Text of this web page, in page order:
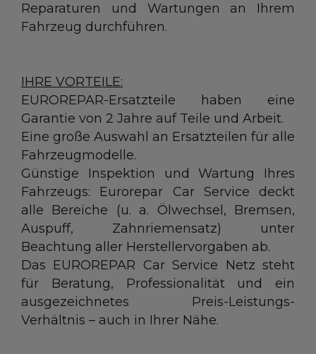
Reparaturen und Wartungen an Ihrem
Fahrzeug durchführen.
IHRE VORTEILE:
EUROREPAR-Ersatzteile haben eine
Garantie von 2 Jahre auf Teile und Arbeit.
Eine große Auswahl an Ersatzteilen für alle
Fahrzeugmodelle.
Günstige Inspektion und Wartung Ihres
Fahrzeugs: Eurorepar Car Service deckt
alle Bereiche (u. a. Ölwechsel, Bremsen,
Auspuff, Zahnriemensatz) unter
Beachtung aller Herstellervorgaben ab.
Das EUROREPAR Car Service Netz steht
für Beratung, Professionalität und ein
ausgezeichnetes Preis-Leistungs-
Verhältnis – auch in Ihrer Nähe.